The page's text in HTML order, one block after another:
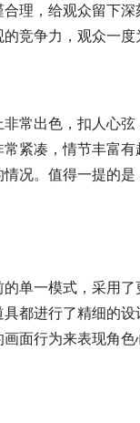
理，给观众留下
竞争力，观众一度
常出色，扣人心
紧凑，情节丰富
况。值得一提的
单一模式，采用
都进行了精细的
面行为来表现角